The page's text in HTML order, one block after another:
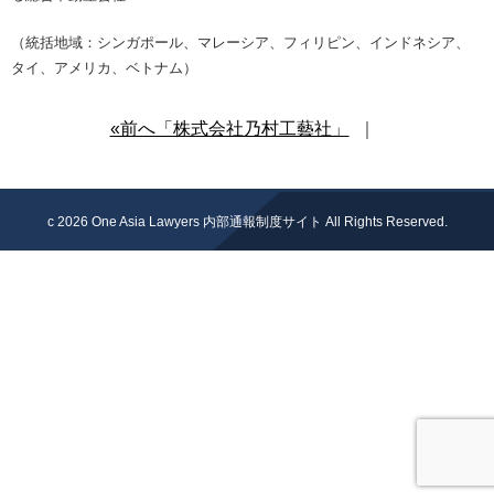
（統括地域：シンガポール、マレーシア、フィリピン、インドネシア、
タイ、アメリカ、ベトナム）
«前へ「株式会社乃村工藝社」
c 2026 One Asia Lawyers 内部通報制度サイト All Rights Reserved.